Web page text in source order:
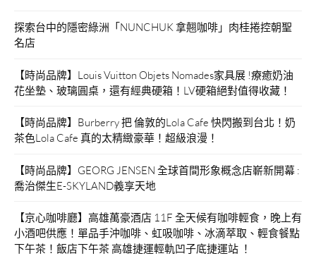
探索台中的隱密綠洲「NUNCHUK 拿翹咖啡」肉桂捲控朝聖
名店
【時尚品牌】Louis Vuitton Objets Nomades家具展 !療癒奶油
花坐墊、玻璃圓桌，還有經典硬箱！LV硬箱絕對值得收藏！
【時尚品牌】Burberry 把 倫敦的Lola Cafe 快閃搬到台北！奶
茶色Lola Cafe 真的太精緻豪華！超級浪漫！
【時尚品牌】GEORG JENSEN 全球首間形象概念店嶄新開幕 :
喬治傑生E-SKYLAND義享天地
【京心咖啡廳】高雄萬豪酒店 11F 全天候有咖啡輕食，晚上有
小酒吧供應！單品手沖咖啡、虹吸咖啡、冰滴萃取、輕食餐點
下午茶！飯店下午茶 高雄捷運輕軌凹子底捷運站 ！